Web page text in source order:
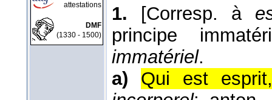
attestations
DMF
(1330 - 1500)
1.
[Corresp. à
principe
immatériel.
a)
Qui est